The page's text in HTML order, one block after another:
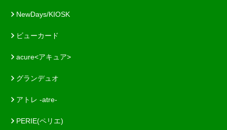
NewDays/KIOSK
ビューカード
acure<アキュア>
グランデュオ
アトレ -atre-
PERIE(ペリエ)